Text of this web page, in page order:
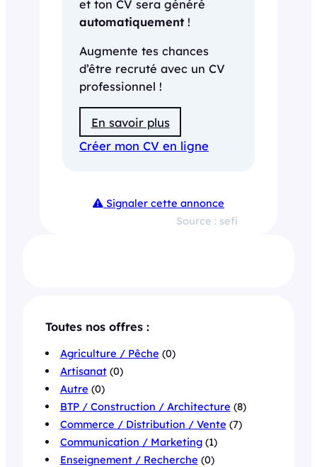
et ton CV sera généré
automatiquement!
Augmente tes chances
d’être recruté avec un CV
professionnel !
En savoir plus
Créer mon CV en ligne
Signaler cette annonce
Source : sefi
Toutes nos offres :
Agriculture / Pêche (0)
Artisanat(0)
Autre (0)
BTP / Construction / Architecture (8)
Commerce / Distribution / Vente (7)
Communication / Marketing(1)
Enseignement / Recherche (0)